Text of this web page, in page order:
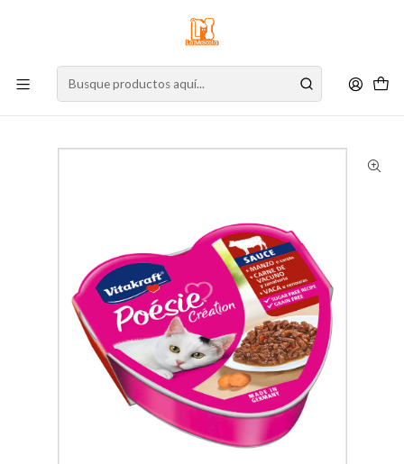
Nuestro stock online es independiente de la tienda física.
Compre por la web para garantizar sus productos y espere nuestra
Inicio Gato Alimento para Gatos Alimento Húmedo
Lata
Vitakraft Poesie Creation Carne 85 g